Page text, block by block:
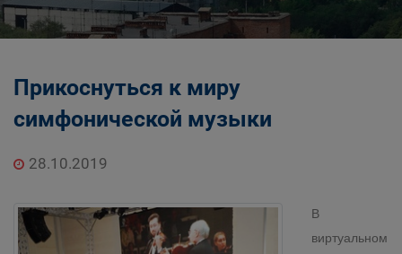
Прикоснуться к миру
симфонической музыки
28.10.2019
В
виртуальном